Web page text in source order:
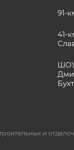
91-
41-
и